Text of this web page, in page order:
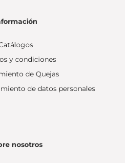
y condiciones
de Quejas
de datos personales
nosotros